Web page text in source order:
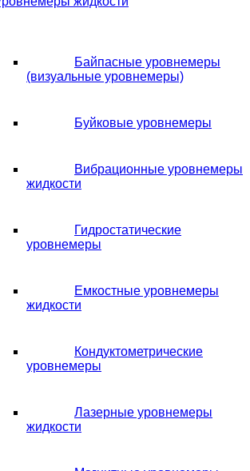
Байпасные уровнемеры
(визуальные уровнемеры)
Буйковые уровнемеры
Вибрационные уровнемеры
жидкости
Гидростатические
уровнемеры
Емкостные уровнемеры
жидкости
Кондуктометрические
уровнемеры
Лазерные уровнемеры
жидкости